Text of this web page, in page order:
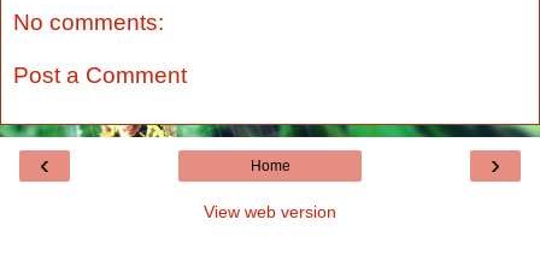
No comments:
Post a Comment
‹ ›
Home
View web version